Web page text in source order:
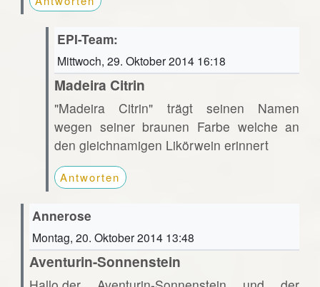
EPI-Team:
Mittwoch, 29. Oktober 2014 16:18
Madeira Citrin
"Madeira Citrin" trägt seinen Namen
wegen seiner braunen Farbe welche an
den gleichnamigen Likörwein erinnert
Antworten
Annerose
Montag, 20. Oktober 2014 13:48
Aventurin-Sonnenstein